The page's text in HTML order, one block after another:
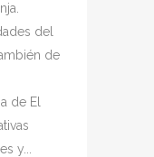
del
de
de El
y...